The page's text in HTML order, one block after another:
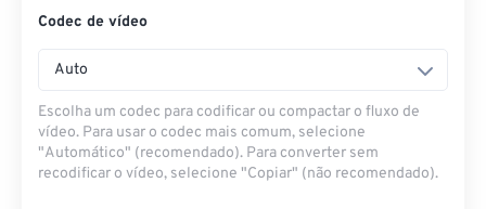
Codec de vídeo
Auto
Escolha um codec para codificar ou compactar o fluxo de
vídeo. Para usar o codec mais comum, selecione
"Automático" (recomendado). Para converter sem
recodificar o vídeo, selecione "Copiar" (não recomendado).